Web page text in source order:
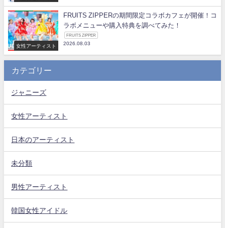
女性アーティスト
FRUITS ZIPPERの期間限定コラボカフェが開催！コ
ラボメニューや購入特典を調べてみた！
FRUITS ZIPPER
2026.08.03
カテゴリー
ジャニーズ
女性アーティスト
日本のアーティスト
未分類
男性アーティスト
韓国女性アイドル